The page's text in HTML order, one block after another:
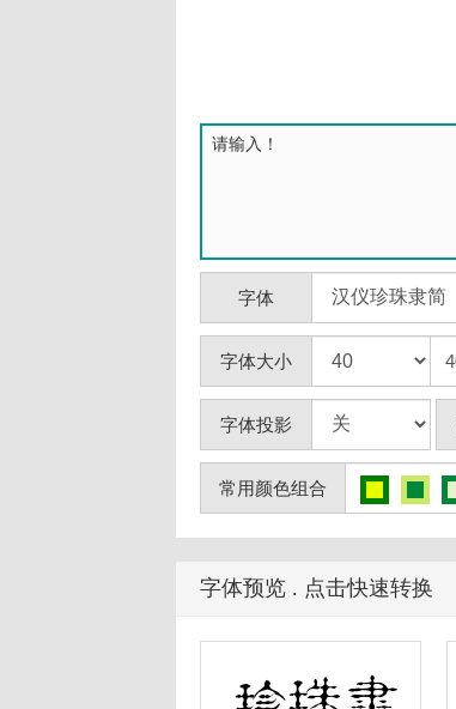
字体
字体大小
字体投影
常用颜色组合
字体预览 . 点击快速转换